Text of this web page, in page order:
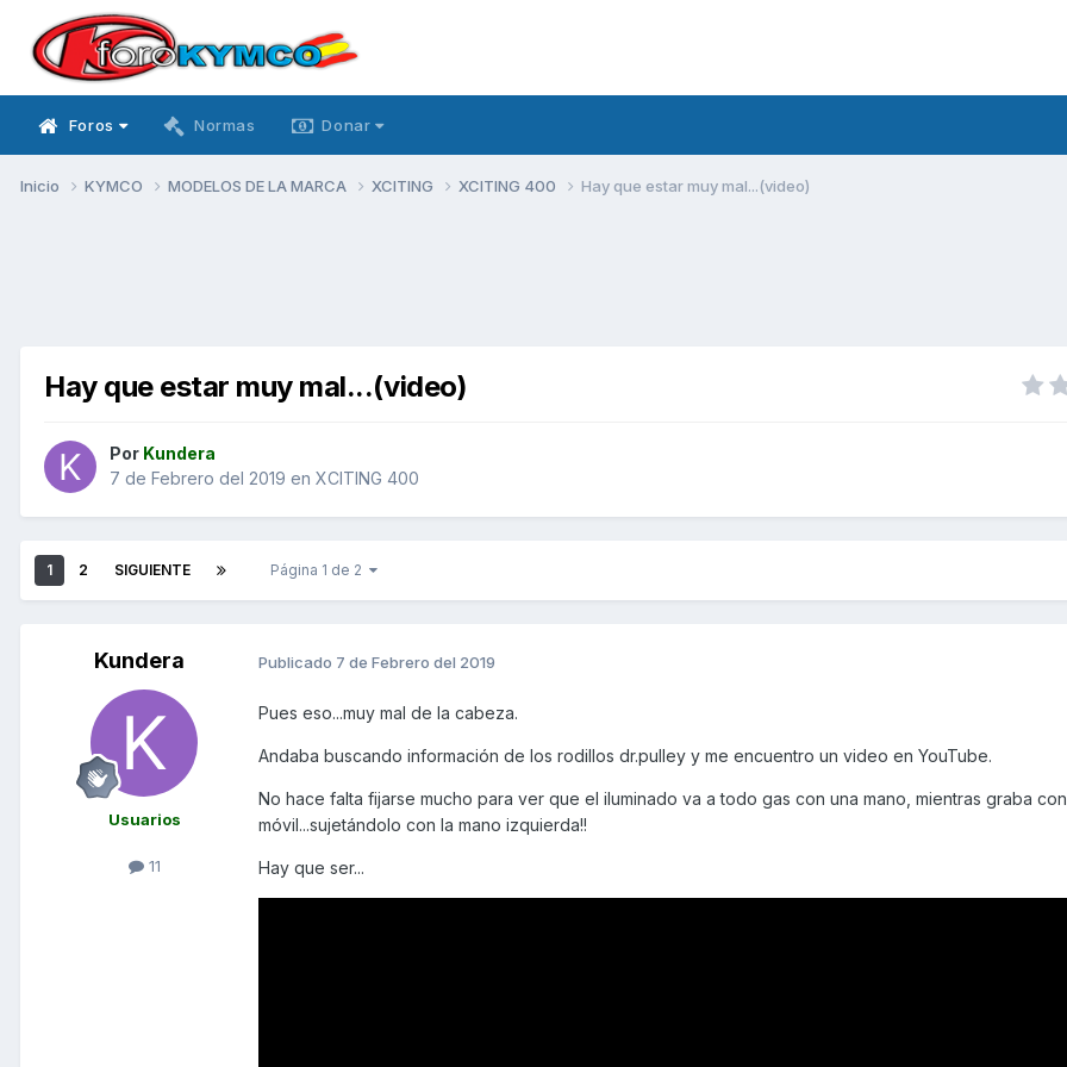
Foros Normas Donar
Inicio KYMCO MODELOS DE LA MARCA XCITING XCITING 400 Hay que estar muy mal...(video)
Hay que estar muy mal...(video)
Por Kundera
7 de Febrero del 2019 en XCITING 400
1 2 SIGUIENTE Página 1 de 2
Kundera
Usuarios
11
Publicado 7 de Febrero del 2019
Pues eso...muy mal de la cabeza.
Andaba buscando información de los rodillos dr.pulley y me encuentro un video en YouTube.
No hace falta fijarse mucho para ver que el iluminado va a todo gas con una mano, mientras graba
móvil...sujetándolo con la mano izquierda!!
Hay que ser...